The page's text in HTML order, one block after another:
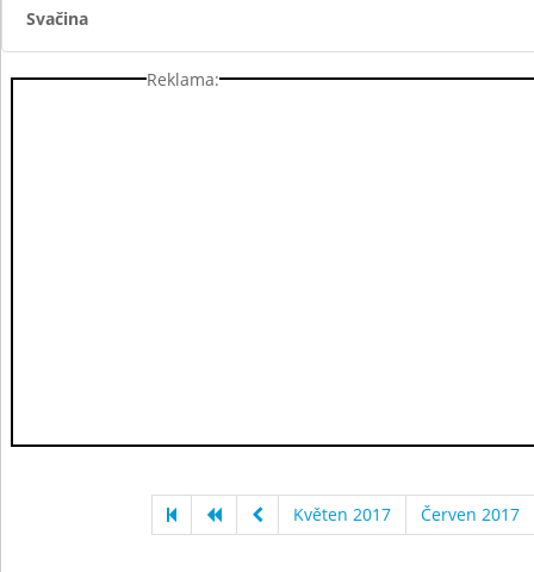
Svačina
Reklama:
Květen 2017 Červen 2017